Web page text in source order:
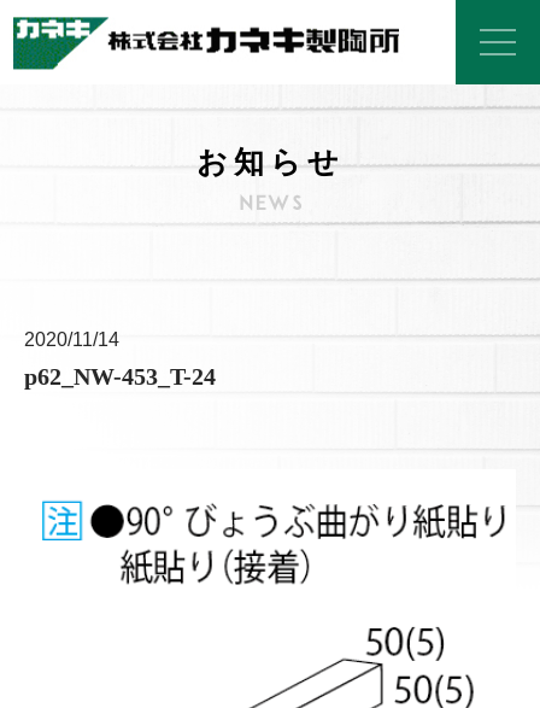
お知らせ
2020/11/14
p62_NW-453_T-24